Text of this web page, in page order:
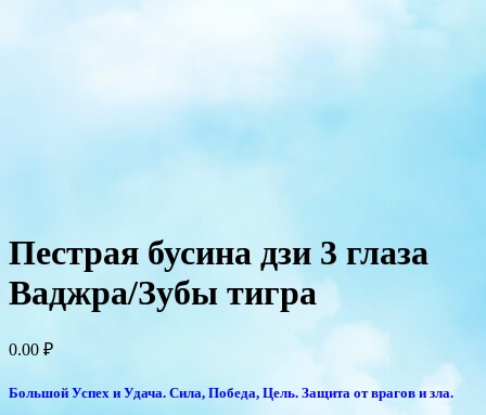
Пестрая бусина дзи 3 глаза
Ваджра/Зубы тигра
0.00 ₽
Большой Успех и Удача. Сила, Победа, Цель. Защита от врагов и зла.